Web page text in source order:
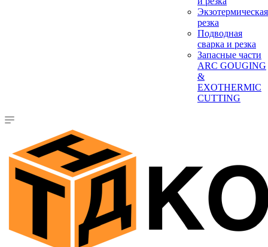
Экзотермическая
резка
Подводная
сварка и резка
Запасные части
ARC GOUGING
&
EXOTHERMIC
CUTTING